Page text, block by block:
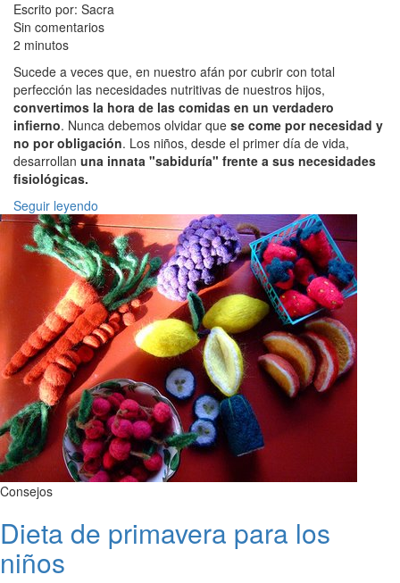
Escrito por: Sacra
Sin comentarios
2 minutos
Sucede a veces que, en nuestro afán por cubrir con total
perfección las necesidades nutritivas de nuestros hijos,
convertimos la hora de las comidas en un verdadero
infierno. Nunca debemos olvidar que se come por necesidad y
no por obligación. Los niños, desde el primer día de vida,
desarrollan una innata "sabiduría" frente a sus necesidades
fisiológicas.
Seguir leyendo
Consejos
Dieta de primavera para los
niños